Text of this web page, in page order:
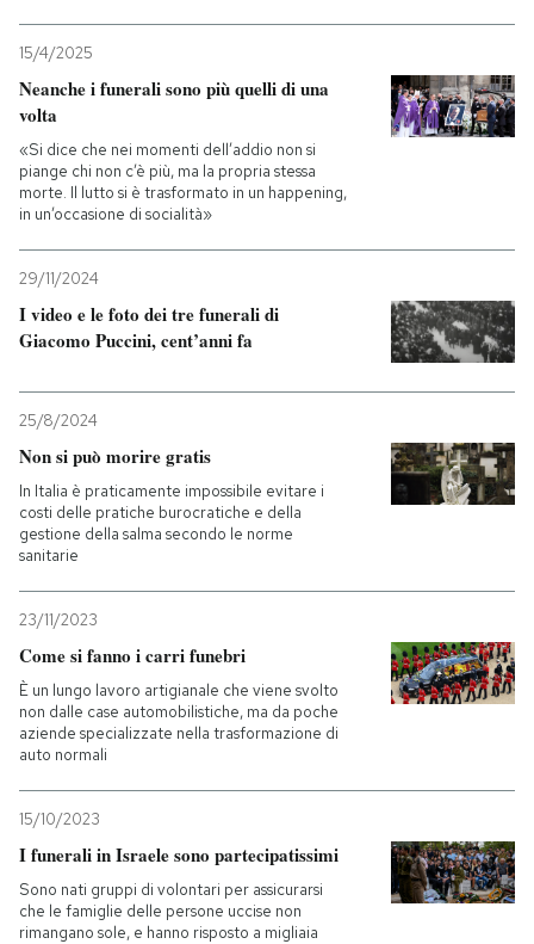
PODCAST
NEWSLETTER
I MIEI PREFERITI
SHOP
CALENDARIO
AREA PERSONALE
Entra
15/4/2025
Neanche i funerali sono più quelli di una
volta
«Si dice che nei momenti dell’addio non si
piange chi non c’è più, ma la propria stessa
morte. Il lutto si è trasformato in un happening,
in un’occasione di socialità»
29/11/2024
I video e le foto dei tre funerali di
Giacomo Puccini, cent’anni fa
25/8/2024
Non si può morire gratis
In Italia è praticamente impossibile evitare i
costi delle pratiche burocratiche e della
gestione della salma secondo le norme
sanitarie
23/11/2023
Come si fanno i carri funebri
È un lungo lavoro artigianale che viene svolto
non dalle case automobilistiche, ma da poche
aziende specializzate nella trasformazione di
auto normali
15/10/2023
I funerali in Israele sono partecipatissimi
Sono nati gruppi di volontari per assicurarsi
che le famiglie delle persone uccise non
rimangano sole, e hanno risposto a migliaia